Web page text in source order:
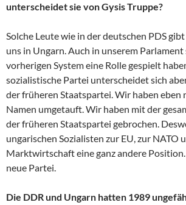
unterscheidet sie von Gysis Truppe?
Solche Leute wie in der deutschen PDS
uns in Ungarn. Auch in unserem
vorherigen System eine Rolle gespielt
sozialistische Partei unterscheidet sich
der früheren Staatspartei. Wir haben eben
Namen umgetauft. Wir haben mit der
der früheren Staatspartei gebrochen.
ungarischen Sozialisten zur EU, zur NATO
Marktwirtschaft eine ganz andere
neue Partei.
Die DDR und Ungarn hatten 1989